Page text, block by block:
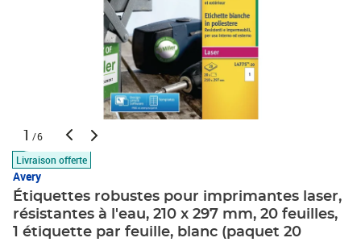
1 /6
Livraison offerte
Avery
Étiquettes robustes pour imprimantes laser,
résistantes à l'eau, 210 x 297 mm, 20 feuilles,
1 étiquette par feuille, blanc (paquet 20